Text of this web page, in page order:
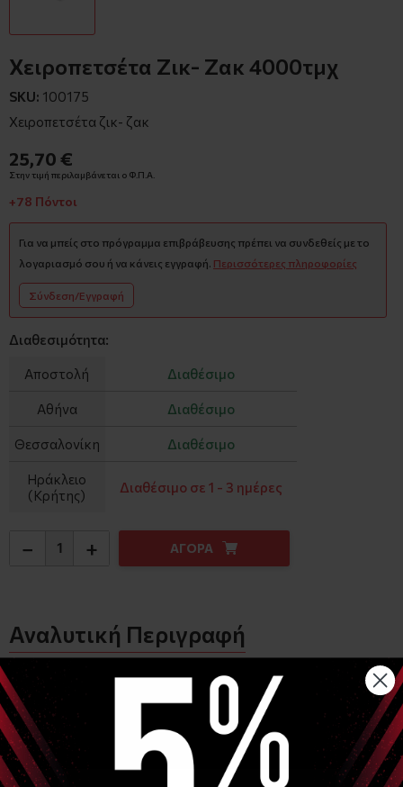
Χειροπετσέτα Ζικ- Ζακ 4000τμχ
SKU: 100175
Χειροπετσέτα ζικ- ζακ
25,70 €
Στην τιμή περιλαμβάνεται ο Φ.Π.Α.
+78 Πόντοι
Για να μπείς στο πρόγραμμα επιβράβευσης πρέπει να συνδεθείς με το
λογαριασμό σου ή να κάνεις εγγραφή. Περισσότερες πληροφορίες
Σύνδεση/Εγγραφή
Διαθεσιμότητα:
Αποστολή Διαθέσιμο
Αθήνα Διαθέσιμο
Θεσσαλονίκη Διαθέσιμο
Ηράκλειο
(Κρήτης)
Διαθέσιμο σε 1 - 3 ημέρες
− + ΑΓΟΡΑ
Αναλυτική Περιγραφή
Χειροπετσέτα ζικ- ζακ μεγέθους 23x25cm
Συσεκευάζεται σε πακέτα των 100 χειροπετσετών ενώ η
συσκευασία πώλησης (κούτα) περιέχει 40 πακέτα (4000
χειροπ)
Η τιμή αναφέρεται στη συσκευασία πώλησης (κούτα